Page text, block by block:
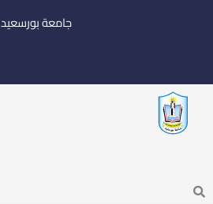
جامعة بورسعيد
Search